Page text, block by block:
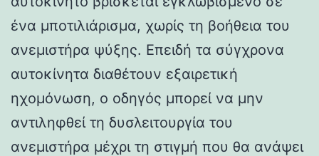
ένα μποτιλιάρισμα, χωρίς τη βοήθεια του
ανεμιστήρα ψύξης. Επειδή τα σύγχρονα
αυτοκίνητα διαθέτουν εξαιρετική
ηχομόνωση, ο οδηγός μπορεί να μην
αντιληφθεί τη δυσλειτουργία του
ανεμιστήρα μέχρι τη στιγμή που θα ανάψει